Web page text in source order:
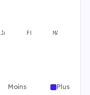
JANV. FÉVR. MARS
Moins Plus